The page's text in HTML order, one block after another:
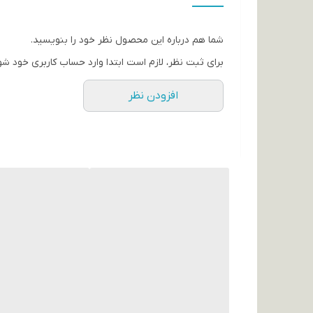
• استفاده آسان برای افراد مبتدی و حرفه‌ای
• مناسب آرایش روزانه و مجلسی
• طراحی سبک و خوش‌دست
• جلوه‌ای زیبا و چشمگیر برای چشم‌ها
شما هم درباره این محصول نظر خود را بنویسید.
برای ثبت نظر، لازم است ابتدا وارد حساب کاربری خود
افزودن نظر